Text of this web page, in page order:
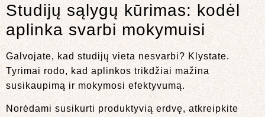
Studijų sąlygų kūrimas: kodėl
aplinka svarbi mokymuisi
Galvojate, kad studijų vieta nesvarbi? Klystate.
Tyrimai rodo, kad aplinkos trikdžiai mažina
susikaupimą ir mokymosi efektyvumą.
Norėdami susikurti produktyvią erdvę, atkreipkite